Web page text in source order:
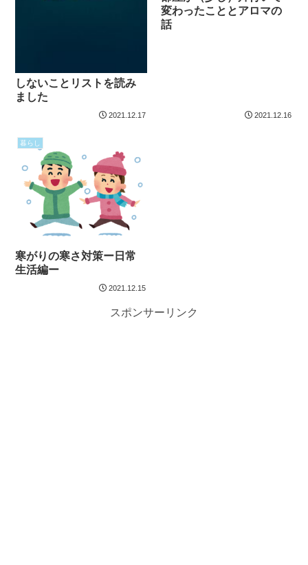
しないことリストを読み
ました
2021.12.17
変わったこととアロマの
話
2021.12.16
暮らし
寒がりの寒さ対策ー日常
生活編ー
2021.12.15
スポンサーリンク